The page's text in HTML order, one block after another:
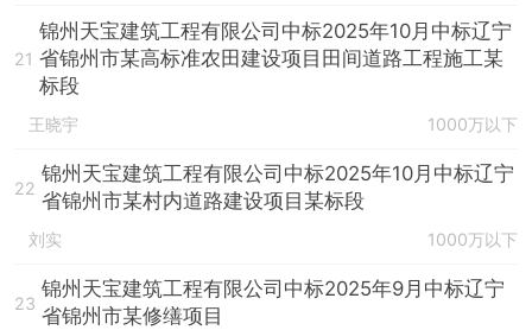
21
锦州天宝建筑工程有限公司中标2025年10月中标辽宁
省锦州市某高标准农田建设项目田间道路工程施工某
标段
王晓宇 1000万以下
22
锦州天宝建筑工程有限公司中标2025年10月中标辽宁
省锦州市某村内道路建设项目某标段
刘实 1000万以下
23
锦州天宝建筑工程有限公司中标2025年9月中标辽宁
省锦州市某修缮项目